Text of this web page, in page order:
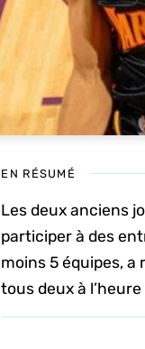
EN RÉSUMÉ
Les deux anciens
participer à des
moins 5 équipes, a
tous deux à